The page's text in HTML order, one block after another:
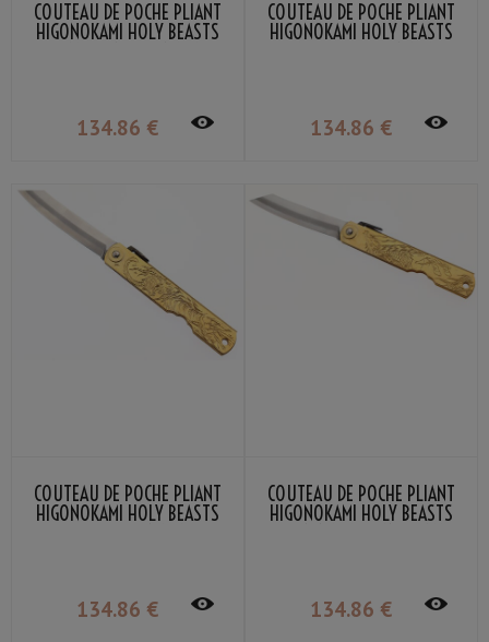
COUTEAU DE POCHE PLIANT
HIGONOKAMI HOLY BEASTS
134.86 €
COUTEAU DE POCHE PLIANT
HIGONOKAMI HOLY BEASTS
134.86 €
COUTEAU DE POCHE PLIANT
HIGONOKAMI HOLY BEASTS
134.86 €
COUTEAU DE POCHE PLIANT
HIGONOKAMI HOLY BEASTS
134.86 €